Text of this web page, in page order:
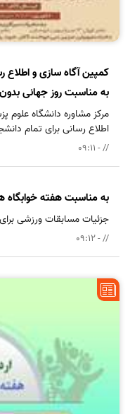
کمپین آگاه سازی و
به مناسبت روز جهانی
// - 09:11
مرکز مشاوره دانشگاه علوم
اطلاع رسانی برای تمام
به مناسبت هفته خوابگاه
// - 09:12
جزئیات مسابقات ورزشی